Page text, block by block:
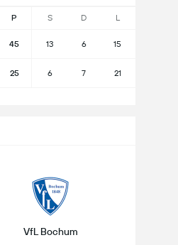
P S D L
45 13 6 15
25 6 7 21
VfL Bochum